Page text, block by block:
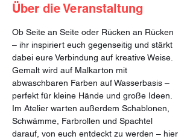
Über die Veranstaltung
Ob Seite an Seite oder Rücken an Rücken
– ihr inspiriert euch gegenseitig und stärkt
dabei eure Verbindung auf kreative Weise.
Gemalt wird auf Malkarton mit
abwaschbaren Farben auf Wasserbasis –
perfekt für kleine Hände und große Ideen.
Im Atelier warten außerdem Schablonen,
Schwämme, Farbrollen und Spachtel
darauf, von euch entdeckt zu werden – hier